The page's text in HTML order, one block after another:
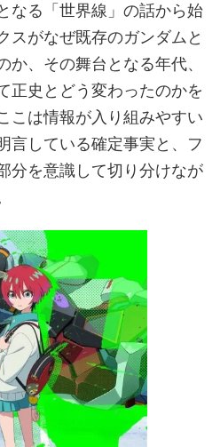
なる「世界線」の話から始
スがなぜ既存のガンダムと
、その舞台となる年代、
正史とどう変わったのかを
こは情報が入り組みやすい
言している確定事実と、フ
分を意識して切り分けなが